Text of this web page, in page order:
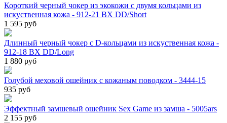
Короткий черный чокер из экокожи с двумя кольцами из
искуственная кожа - 912-21 BX DD/Short
1 595 руб
Длинный черный чокер с D-кольцами из искуственная кожа -
912-18 BX DD/Long
1 880 руб
Голубой меховой ошейник с кожаным поводком - 3444-15
935 руб
Эффектный замшевый ошейник Sex Game из замша - 5005ars
2 155 руб